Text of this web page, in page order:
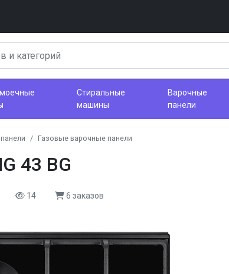
Стиральные
машины
Варочные
панели
Газовые варочные панели
43 BG
14 6 заказов